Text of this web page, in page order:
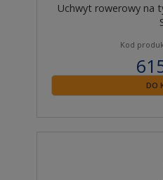
Uchwyt rowerowy na
Kod
DO